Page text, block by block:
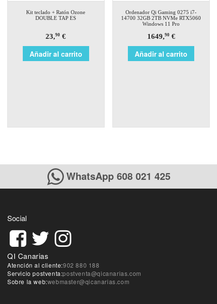
Kit teclado + Ratón Ozone
DOUBLE TAP ES
23,90 €
Añadir al carrito
Ordenador Qi Gaming 0275 i7-
14700 32GB 2TB NVMe RTX5060
Windows 11 Pro
1649,90€
Añadir al carrito
WhatsApp 608 021 425
Social
QI Canarias
Atención al cliente:902 880 188
Servicio postventa:postventa@qicanarias.com
Sobre la web:webmaster@qicanarias.com